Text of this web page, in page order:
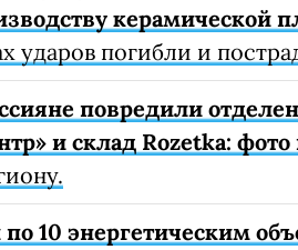
керамической
ударов погибли и
повредили
и склад Rozetka: фото
10 энергетическим